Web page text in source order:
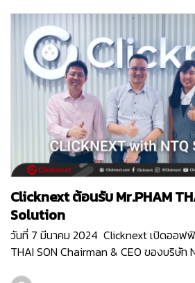
ดี ๆ ในโครงการแลกเปลี่ยนความรู้การเป็
ได้มีทักษะและความรู้ที่จำเป็นในการประกอบ
ประสบการณ์โดยตรงค่ะ น้อง ๆ นิสิตที่เข้า
ความรู้ไปแบบจัดเต็ม ตั้งแต่เรื่องโครงสร้า
เริ่มยังไง พร้อมรับฟังการแชร์ประสบกา
ของการสร้าง Clicknext อีกด้วย
Clicknext ต้อนรับ Mr.PHAM
Solution
วันที่ 7 มีนาคม 2024 Clicknext เปิดออฟ
THAI SON Chairman & CEO ของบริษัท